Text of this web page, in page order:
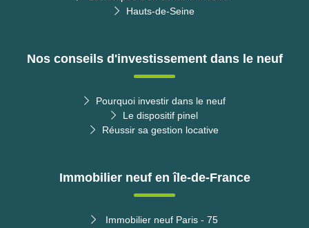
Hauts-de-Seine
Nos conseils d'investissement dans le neuf
Pourquoi investir dans le neuf
Le dispositif pinel
Réussir sa gestion locative
Immobilier neuf en île-de-France
Immobilier neuf Paris - 75